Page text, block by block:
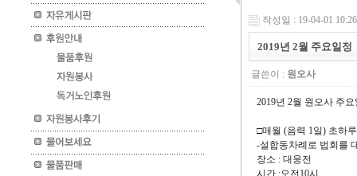
작성일 : 19-04-01 10:26
2019년 2월 주요일정
글쓴이 : 원오사
2019년 2월 원오사 주요
□매월 (음력 1일) 초하
-설합동차례로 법회를
장소 : 대웅전
시간 :오전10시